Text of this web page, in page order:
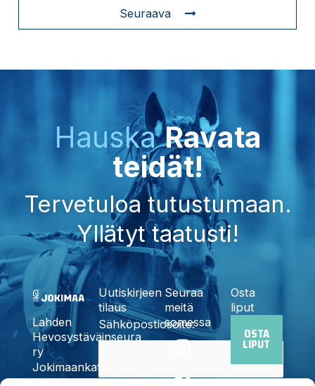
Seuraava
HauskaRavata
teidät!
Tervetuloa tutustumaan.
Yllätyt taatusti!
Lahden
Hevosystäväinseura
ry
Jokimaankatu
6, 15700
Uutiskirjeen
tilaus
Sähköpostiosoite:
Seuraa
meitä
somessa
I
s
F
c
X
t
Y
u
T
k
Osta
liput
OSTA
LIPUT